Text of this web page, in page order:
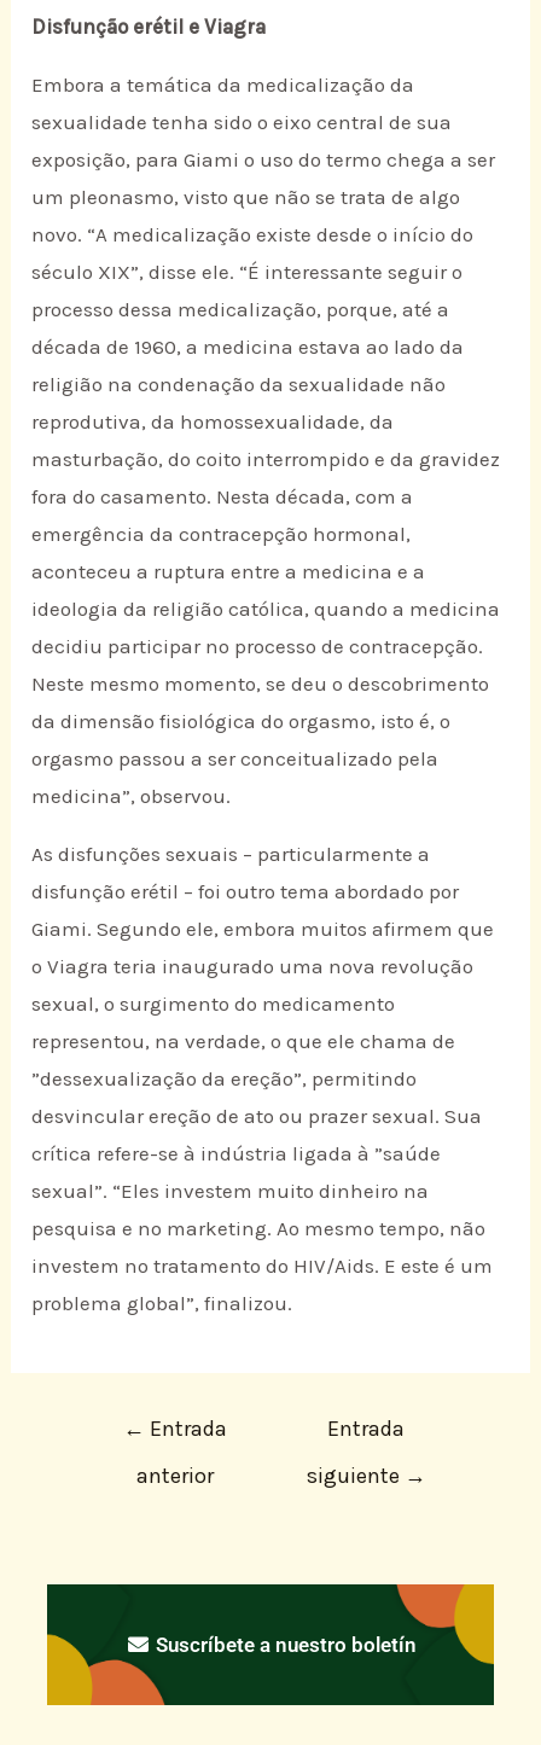
Disfunção erétil e Viagra
Embora a temática da medicalização da
sexualidade tenha sido o eixo central de sua
exposição, para Giami o uso do termo chega a ser
um pleonasmo, visto que não se trata de algo
novo. “A medicalização existe desde o início do
século XIX”, disse ele. “É interessante seguir o
processo dessa medicalização, porque, até a
década de 1960, a medicina estava ao lado da
religião na condenação da sexualidade não
reprodutiva, da homossexualidade, da
masturbação, do coito interrompido e da gravidez
fora do casamento. Nesta década, com a
emergência da contracepção hormonal,
aconteceu a ruptura entre a medicina e a
ideologia da religião católica, quando a medicina
decidiu participar no processo de contracepção.
Neste mesmo momento, se deu o descobrimento
da dimensão fisiológica do orgasmo, isto é, o
orgasmo passou a ser conceitualizado pela
medicina”, observou.
As disfunções sexuais – particularmente a
disfunção erétil – foi outro tema abordado por
Giami. Segundo ele, embora muitos afirmem que
o Viagra teria inaugurado uma nova revolução
sexual, o surgimento do medicamento
representou, na verdade, o que ele chama de
”dessexualização da ereção”, permitindo
desvincular ereção de ato ou prazer sexual. Sua
crítica refere-se à indústria ligada à ”saúde
sexual”. “Eles investem muito dinheiro na
pesquisa e no marketing. Ao mesmo tempo, não
investem no tratamento do HIV/Aids. E este é um
problema global”, finalizou.
← Entrada
anterior
Entrada
siguiente →
Suscríbete a nuestro boletín